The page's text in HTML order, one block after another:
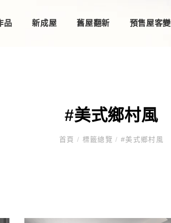
品 新成屋 舊屋翻新 預售屋客變
#美式鄉村風
首頁 / 標籤總覽/ #美式鄉村風